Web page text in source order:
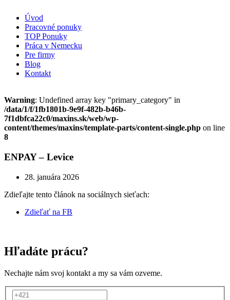
Úvod
Pracovné ponuky
TOP Ponuky
Práca v Nemecku
Pre firmy
Blog
Kontakt
Warning: Undefined array key "primary_category" in
/data/1/f/1fb1801b-9e9f-482b-b46b-
7f1dbfca22c0/maxins.sk/web/wp-
content/themes/maxins/template-parts/content-single.php on line
8
ENPAY – Levice
28. januára 2026
Zdieľajte tento článok na sociálnych sieťach:
Zdieľať na FB
Hľadáte prácu?
Nechajte nám svoj kontakt a my sa vám ozveme.